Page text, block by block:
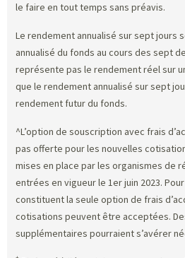
le faire en tout temps sans préavis.
Le rendement annualisé sur sept jours
annualisé du fonds au cours des sept
représente pas le rendement réel sur
que le rendement annualisé sur sept
rendement futur du fonds.
^L’option de souscription avec frais
pas offerte pour les nouvelles
mises en place par les organismes de
entrées en vigueur le 1er juin 2023.
constituent la seule option de frais
cotisations peuvent être acceptées.
supplémentaires pourraient s’avérer